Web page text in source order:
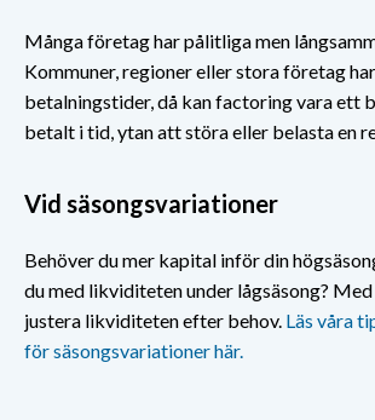
Många företag har pålitliga men
Kommuner, regioner eller stora företag
betalningstider, då kan factoring vara ett
betalt i tid, ytan att störa eller belasta en
Vid säsongsvariationer
Behöver du mer kapital inför din
du med likviditeten under lågsäsong?
justera likviditeten efter behov. Läs våra
för säsongsvariationer här.